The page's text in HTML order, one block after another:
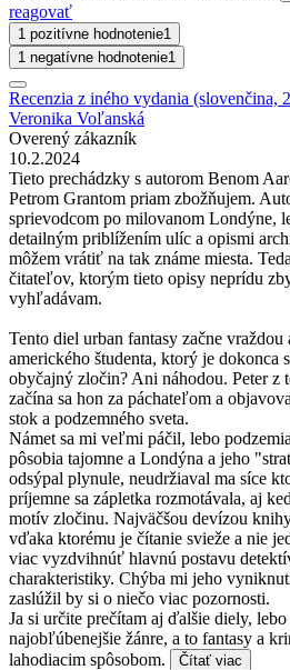
reagovať
1 pozitívne hodnotenie1
1 negatívne hodnotenie1
Recenzia z iného vydania (slovenčina,
Veronika Voľanská
Overený zákazník
10.2.2024
Tieto prechádzky s autorom Benom
Petrom Grantom priam zbožňujem.
sprievodcom po milovanom Londýne,
detailným priblížením ulíc a opismi
môžem vrátiť na tak známe miesta.
čitateľov, ktorým tieto opisy neprídu
vyhľadávam.
Tento diel urban fantasy začne
amerického študenta, ktorý je dokonca
obyčajný zločin? Ani náhodou. Peter z
začína sa hon za páchateľom a
stok a podzemného sveta.
Námet sa mi veľmi páčil, lebo
pôsobia tajomne a Londýna a jeho
odsýpal plynule, neudržiaval ma síce
príjemne sa zápletka rozmotávala, aj
motív zločinu. Najväčšou devízou
vďaka ktorému je čítanie svieže a nie
viac vyzdvihnúť hlavnú postavu
charakteristiky. Chýba mi jeho
zaslúžil by si o niečo viac pozornosti.
Ja si určite prečítam aj ďalšie diely,
najobľúbenejšie žánre, a to fantasy a
lahodiacim spôsobom.
Čítať viac